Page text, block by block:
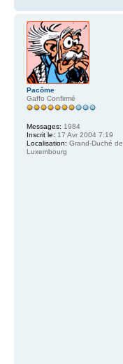
Pacôme
Gaffo Confirmé
Messages: 1984
Inscrit le: 17 Avr 2004 7:19
Localisation: Grand-Duché de
Luxembourg